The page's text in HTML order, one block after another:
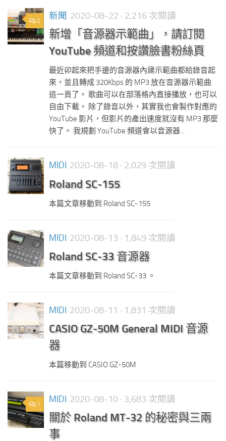
2 新聞 2020-08-22 · 2,216 次閱讀
新增「音源器示範曲」，請訂閱
YouTube 頻道和按讚臉書粉絲頁
最近卯起來把手邊的音源器內建示範曲都給錄音起
來，並且轉成 320Kbps 的 MP3 放在音源器示範曲
這一頁了。 歌曲可以在部落格內直接播放，也可以
自由下載。 除了錄音以外，其實我也會製作對應的
YouTube 影片，但影片的產出速度就沒有 MP3 那麼
快了。 我規劃 YouTube 頻道會以音源器...
MIDI 2020-08-18 · 2,029 次閱讀
Roland SC-155
本篇文章移動到 Roland SC-155
MIDI 2020-08-13 · 1,849 次閱讀
Roland SC-33 音源器
本篇文章移動到 Roland SC-33 。
MIDI 2020-08-11 · 1,831 次閱讀
CASIO GZ-50M General MIDI 音源
器
本篇移動到 CASIO GZ-50M
1 MIDI 2020-08-10 · 3,683 次閱讀
關於 Roland MT-32 的秘密與三兩
事